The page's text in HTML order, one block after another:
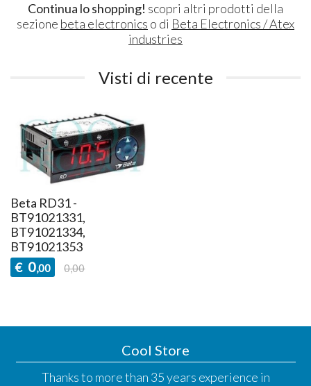
Continua lo shopping! scopri altri prodotti della
sezione beta electronics o di Beta Electronics / Atex
industries
Visti di recente
Beta RD31 -
BT91021331,
BT91021334,
BT91021353
€ 0,00 0,00
Cool Store
Thanks to more than 35 years experience in